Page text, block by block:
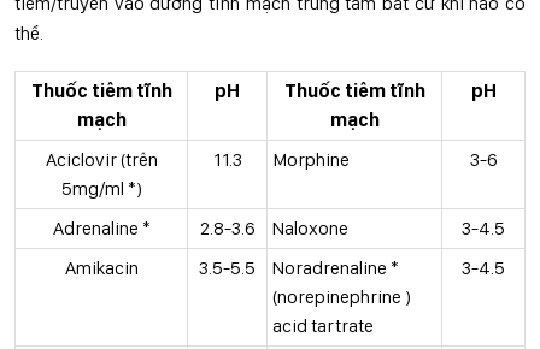
thể.
Thuốc tiêm tĩnh
mạch
pH
Thuốc tiêm tĩnh
mạch
pH
Aciclovir (trên
5mg/ml *)
11.3 Morphine 3-6
Adrenaline * 2.8-3.6 Naloxone
3-4.5
Amikacin
3.5-5.5
Noradrenaline *
(norepinephrine )
acid tartrate
3-4.5